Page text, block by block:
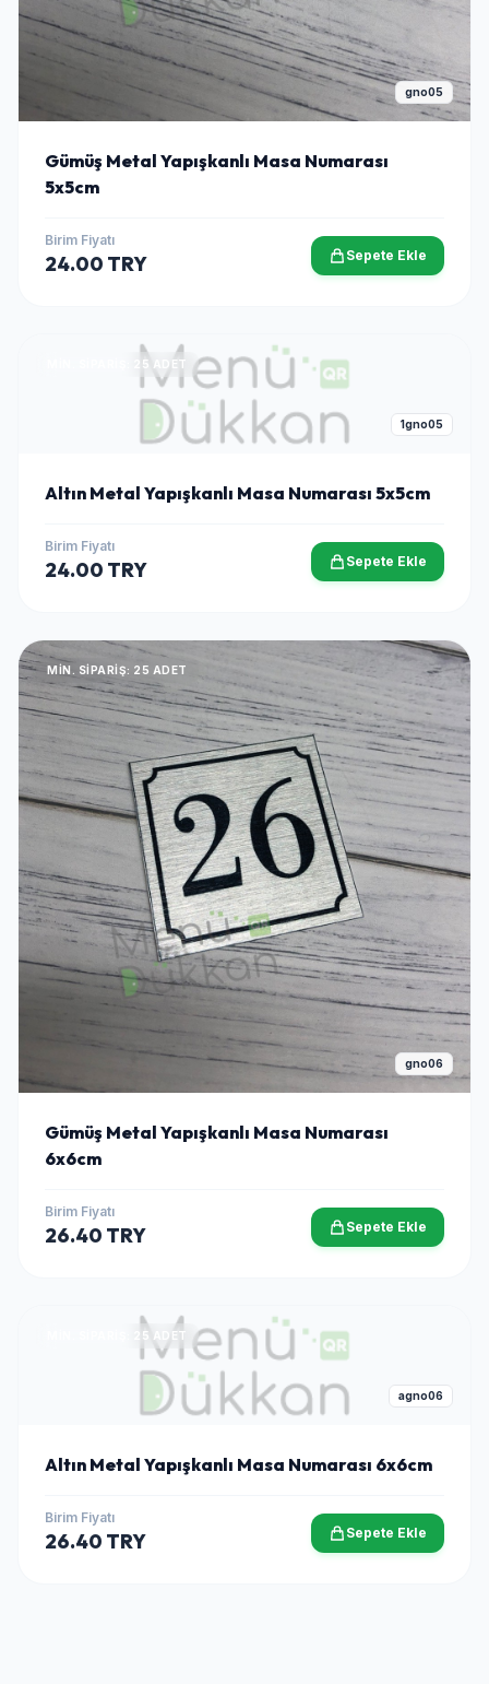
gno05
Gümüş Metal Yapışkanlı Masa Numarası
5x5cm
Birim Fiyatı
24.00 TRY Sepete Ekle
MIN. SIPARIŞ: 25 ADET
1gno05
Altın Metal Yapışkanlı Masa Numarası 5x5cm
Birim Fiyatı
24.00 TRY Sepete Ekle
MIN. SIPARIŞ: 25 ADET
gno06
Gümüş Metal Yapışkanlı Masa Numarası
6x6cm
Birim Fiyatı
26.40 TRY Sepete Ekle
MIN. SIPARIŞ: 25 ADET
agno06
Altın Metal Yapışkanlı Masa Numarası 6x6cm
Birim Fiyatı
26.40 TRY Sepete Ekle